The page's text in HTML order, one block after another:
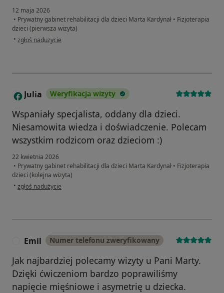
12 maja 2026
• Prywatny gabinet rehabilitacji dla dzieci Marta Kardynał • Fizjoterapia
dzieci (pierwsza wizyta)
• w opinii użytkownika Hp
zgłoś nadużycie
J Julia Weryfikacja wizyty
Wspaniały specjalista, oddany dla dzieci.
Niesamowita wiedza i doświadczenie. Polecam
wszystkim rodzicom oraz dzieciom :)
22 kwietnia 2026
• Prywatny gabinet rehabilitacji dla dzieci Marta Kardynał • Fizjoterapia
dzieci (kolejna wizyta)
• w opinii użytkownika Julia
zgłoś nadużycie
Emil Numer telefonu zweryfikowany
Jak najbardziej polecamy wizyty u Pani Marty.
Dzięki ćwiczeniom bardzo poprawiliśmy
napięcie mięśniowe i asymetrię u dziecka.